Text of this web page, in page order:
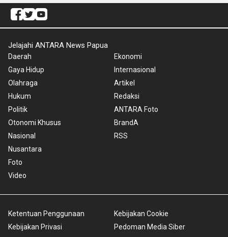
Jelajahi ANTARA News Papua
Daerah
Gaya Hidup
Olahraga
Hukum
Politik
Otonomi Khusus
Nasional
Nusantara
Foto
Video
Ekonomi
Internasional
Artikel
Redaksi
ANTARA Foto
BrandA
RSS
Ketentuan Penggunaan
Kebijakan Privasi
Kebijakan Cookie
Pedoman Media Siber